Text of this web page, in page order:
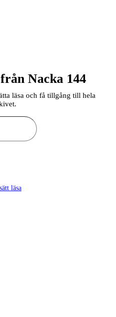
Nacka 144
läsa och få tillgång till hela
läsa